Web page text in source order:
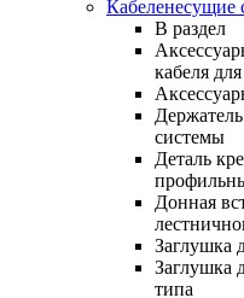
Кабеленесущие
В раздел
кабеля
системы
Деталь
Донная
Заглушка
Заглушка
типа